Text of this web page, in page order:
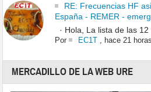
RE: Frecuencias HF
España - REMER -
· Hola, La lista de las 12
Por EC1T, hace 21 horas
MERCADILLO DE LA WEB URE